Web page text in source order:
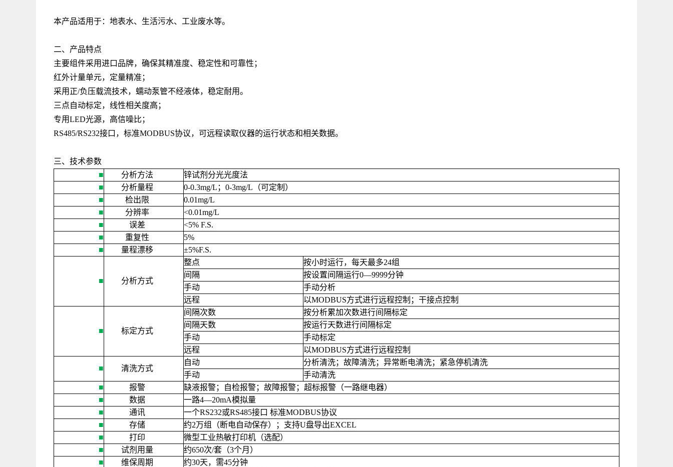
本产品适用于：地表水、生活污水、工业废水等。
二、产品特点
主要组件采用进口品牌，确保其精准度、稳定性和可靠性；
红外计量单元，定量精准；
采用正/负压载流技术，蠕动泵管不经液体，稳定耐用。
三点自动标定，线性相关度高；
专用LED光源，高信噪比；
RS485/RS232接口，标准MODBUS协议，可远程读取仪器的运行状态和相关数据。
三、技术参数
■
分析方法
锌试剂分光光度法
■
分析量程 0-0.3mg/L ； 0-3mg/L （可定制）
■
检出限
0.01mg/L
■
分辨率
<0.01mg/L
■
误差 <5% F.S.
■
重复性
5%
■
量程漂移 ±5%F.S.
■ 分析方式
整点 按小时运行，每天最多24组
间隔
按设置间隔运行0—9999分钟
手动
手动分析
远程
以MODBUS方式进行远程控制；干接点控制
■ 标定方式
间隔次数
按分析累加次数进行间隔标定
间隔天数
按运行天数进行间隔标定
手动
手动标定
远程
以MODBUS方式进行远程控制
■ 清洗方式
自动
分析清洗；故障清洗；异常断电清洗；紧急停机清洗
手动
手动清洗
■
报警
缺液报警；自检报警；故障报警；超标报警（一路继电器）
■
数据 一路4—20mA模拟量
■
通讯 一个RS232或RS485接口 标准MODBUS协议
■
存储 约2万组（断电自动保存）；支持U盘导出EXCEL
■
打印
微型工业热敏打印机（选配）
■
试剂用量 约650次/套（3个月）
■
维保周期 约30天，需45分钟